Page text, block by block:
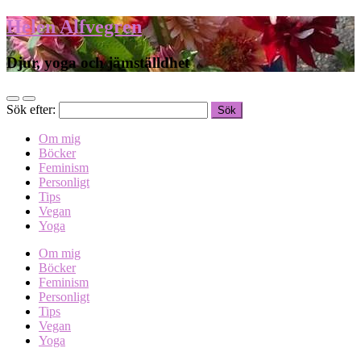
Helen Alfvegren
Djur, yoga och jämställdhet
Sök efter:
Om mig
Böcker
Feminism
Personligt
Tips
Vegan
Yoga
Om mig
Böcker
Feminism
Personligt
Tips
Vegan
Yoga